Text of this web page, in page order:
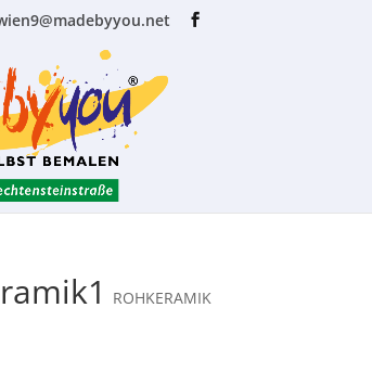
ROHKERAMIK